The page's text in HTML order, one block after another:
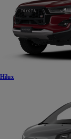
Hilux